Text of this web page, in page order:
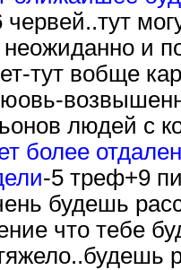
и
тут вобще
людей с
более
-5 треф+9
будешь
что тебе